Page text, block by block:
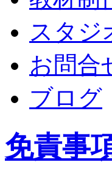
スタジ
お問合
ブログ
免責事